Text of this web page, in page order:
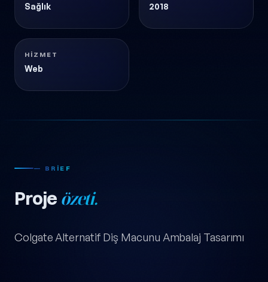
Sağlık 2018
HIZMET
Web
— BRIEF
Proje özeti.
Colgate Alternatif Diş Macunu Ambalaj Tasarımı